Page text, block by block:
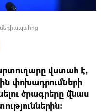
մեդիապահոց
վստահ է,
փոխադրումների
ծրագրերը վնաս